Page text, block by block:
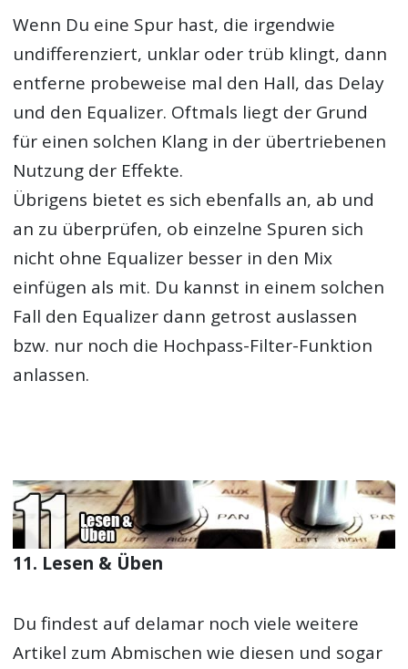
Wenn Du eine Spur hast, die irgendwie
undifferenziert, unklar oder trüb klingt, dann
entferne probeweise mal den Hall, das Delay
und den Equalizer. Oftmals liegt der Grund
für einen solchen Klang in der übertriebenen
Nutzung der Effekte.
Übrigens bietet es sich ebenfalls an, ab und
an zu überprüfen, ob einzelne Spuren sich
nicht ohne Equalizer besser in den Mix
einfügen als mit. Du kannst in einem solchen
Fall den Equalizer dann getrost auslassen
bzw. nur noch die Hochpass-Filter-Funktion
anlassen.
11. Lesen & Üben
Du findest auf delamar noch viele weitere
Artikel zum Abmischen wie diesen und sogar